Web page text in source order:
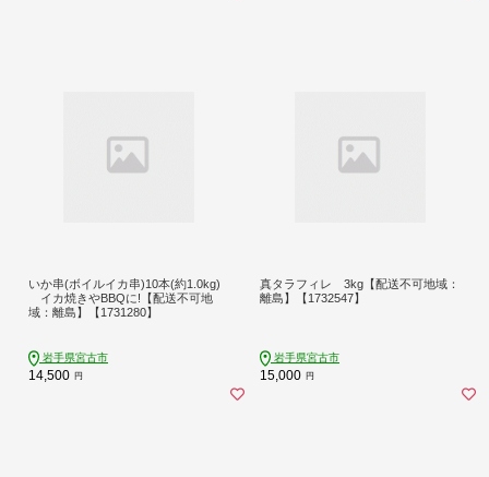
いか串(ボイルイカ串)10本(約1.0kg)
イカ焼きやBBQに!【配送不可地
域：離島】【1731280】
岩手県宮古市
14,500 円
真タラフィレ 3kg【配送不可地域：
離島】【1732547】
岩手県宮古市
15,000 円